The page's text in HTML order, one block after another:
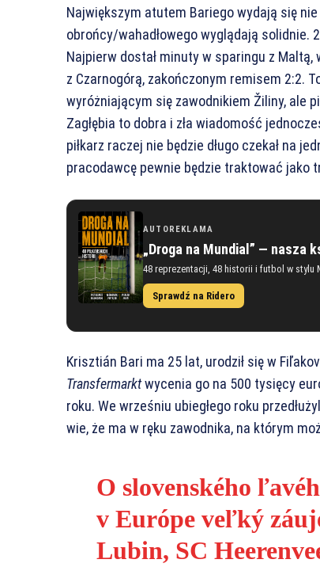
Największym atutem Bariego wydają się
obrońcy/wahadłowego wyglądają solidnie.
Najpierw dostał minuty w sparingu z
z Czarnogórą, zakończonym remisem 2:2.
wyróżniającym się zawodnikiem Žiliny, ale
Zagłębia to dobra i zła wiadomość
piłkarz raczej nie będzie długo czekał na
pracodawcę pewnie będzie traktować jako
AUTOREKLAMA
„Droga na Mundial” — nasza
48 reprezentacji, 48 historii i futbol w stylu
Sprawdź na Ridero
Krisztián Bari ma 25 lat, urodził się w
Transfermarktwycenia go na 500 tysięcy
roku. We wrześniu ubiegłego roku
wie, że ma w ręku zawodnika, na którym
O slovenského
v Európe veľký
Lubin, SC